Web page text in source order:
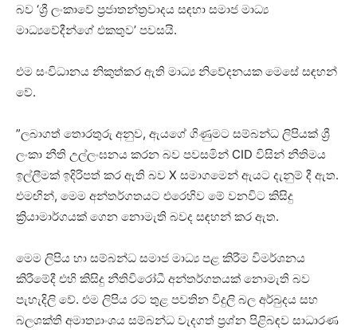
බව ‘ශ්‍රී ලංකාවේ ප්‍රජාතන්ත්‍රවාදය සඳහා සමාජ මාධ්‍ය
මාධ්‍යවේදීන්ගේ එකතුව’ පවසයි.
එම සංවිධානය නිකුත්කර ඇති මාධ්‍ය නිවේදනයක මෙසේ සඳහන්
වේ.
”ලබාගත් තොරතුරු අනුව, ඇයගේ ගිණුමට සම්බන්ධ ලිපියක් ශ්‍රී
ලංකා නීති උල්ලංඝනය කරන බව පවසමින් CID විසින් නීතිමය
ඉල්ලීමක් ඉදිරිපත් කර ඇති බව X සමාගමෙන් ඇයට දැනුම් දී ඇත.
එමඟින්, මෙම අන්තර්ගතයට එරෙහිව මේ වනවිට කිසිදු
ක්‍රියාමාර්ගයක් ගෙන නොමැති බවද සඳහන් කර ඇත.
මෙම ලිපිය හා සම්බන්ධ සමාජ මාධ්‍ය පළ කිරීම විමර්ශනය
කිරීමේදී එහි කිසිදු නීතිවිරෝධී අන්තර්ගතයක් නොමැති බව
පැහැදිලි වේ. එම ලිපිය රට තුළ පවතින විදුලි බල අර්බුදය සහ
බලශක්ති අමාත්‍යාංශය සම්බන්ධ වැදගත් ප්‍රශ්න පිළිබඳව සාධාරණ